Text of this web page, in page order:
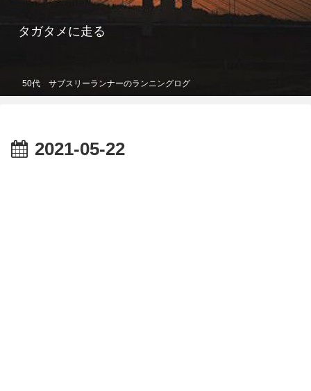
タガタメに走る
50代 サブスリーランナーのランニングログ
2021-05-22